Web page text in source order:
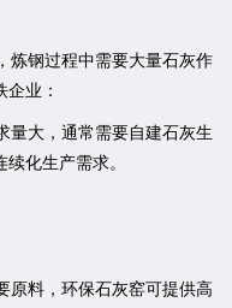
钢过程中需要大量石灰作
业：
大，通常需要自建石灰生
化生产需求。
料，环保石灰窑可提供高